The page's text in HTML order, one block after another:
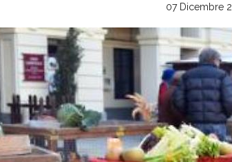
07 Dicembre